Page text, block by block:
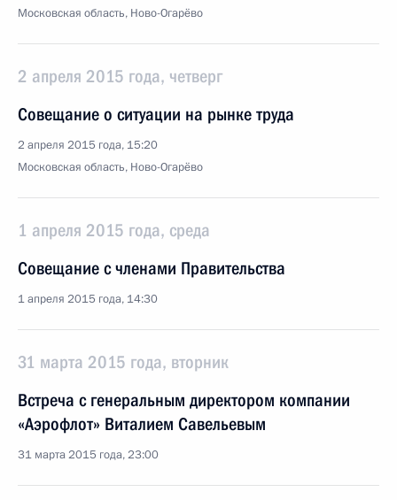
Московская область, Ново-Огарёво
2 апреля 2015 года, четверг
Совещание о ситуации на рынке труда
2 апреля 2015 года, 15:20
Московская область, Ново-Огарёво
1 апреля 2015 года, среда
Совещание с членами Правительства
1 апреля 2015 года, 14:30
31 марта 2015 года, вторник
Встреча с генеральным директором компании
«Аэрофлот» Виталием Савельевым
31 марта 2015 года, 23:00